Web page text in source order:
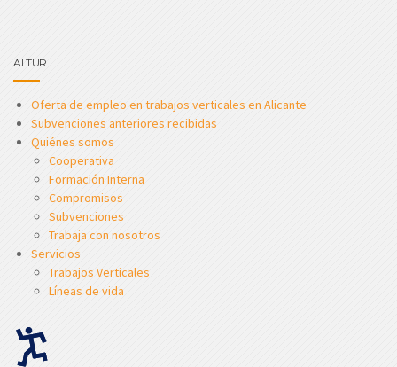
ALTUR
Oferta de empleo en trabajos verticales en Alicante
Subvenciones anteriores recibidas
Quiénes somos
Cooperativa
Formación Interna
Compromisos
Subvenciones
Trabaja con nosotros
Servicios
Trabajos Verticales
Líneas de vida